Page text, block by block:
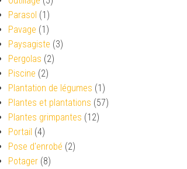
Parasol (1)
Pavage (1)
Paysagiste (3)
Pergolas (2)
Piscine (2)
Plantation de légumes (1)
Plantes et plantations (57)
Plantes grimpantes (12)
Portail (4)
Pose d'enrobé (2)
Potager (8)